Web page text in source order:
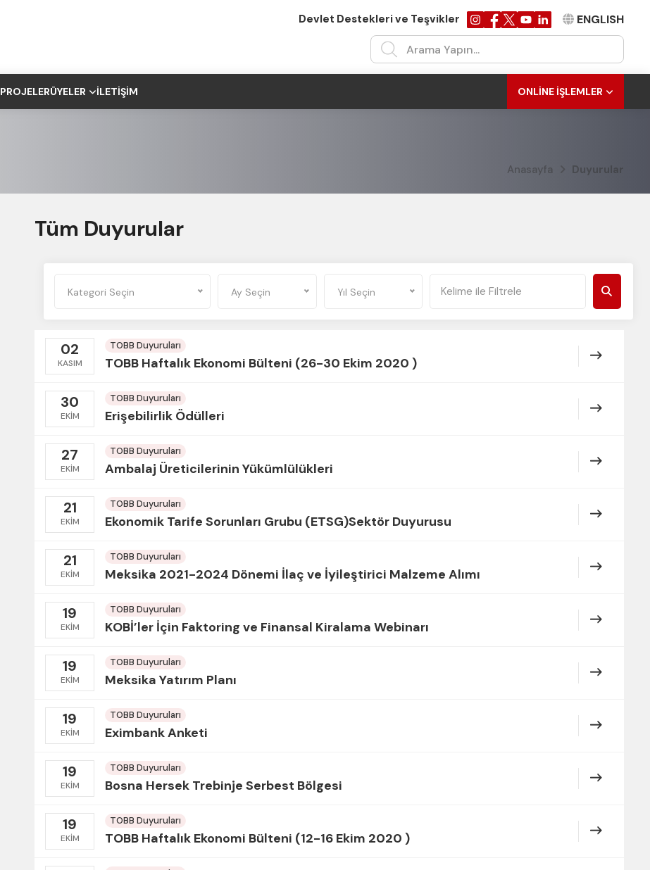
Devlet Destekleri ve Teşvikler ENGLISH
PROJELERÜYELER İLETIŞIM ONLINE İŞLEMLER
Anasayfa Duyurular
Tüm Duyurular
Kategori Seçin Ay Seçin Yıl Seçin
02
KASIM
TOBB Duyuruları
TOBB Haftalık Ekonomi Bülteni (26-30 Ekim 2020 )
30
EKIM
TOBB Duyuruları
Erişebilirlik Ödülleri
27
EKIM
TOBB Duyuruları
Ambalaj Üreticilerinin Yükümlülükleri
21
EKIM
TOBB Duyuruları
Ekonomik Tarife Sorunları Grubu (ETSG)Sektör Duyurusu
21
EKIM
TOBB Duyuruları
Meksika 2021-2024 Dönemi İlaç ve İyileştirici Malzeme Alımı
19
EKIM
TOBB Duyuruları
KOBİ’ler İçin Faktoring ve Finansal Kiralama Webinarı
19
EKIM
TOBB Duyuruları
Meksika Yatırım Planı
19
EKIM
TOBB Duyuruları
Eximbank Anketi
19
EKIM
TOBB Duyuruları
Bosna Hersek Trebinje Serbest Bölgesi
19
EKIM
TOBB Duyuruları
TOBB Haftalık Ekonomi Bülteni (12-16 Ekim 2020 )